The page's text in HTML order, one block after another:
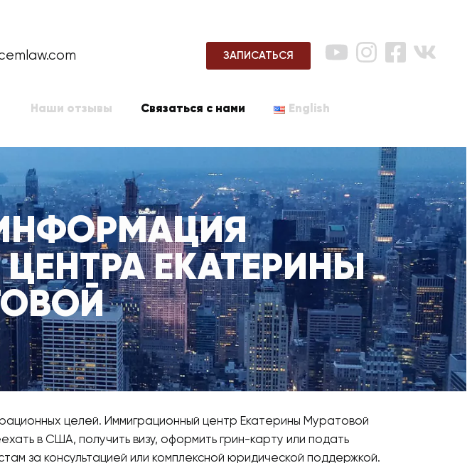
ЗАПИСАТЬСЯ
Наши отзывы Связаться с нами English
ЕКАТЕРИНЫ
целей. Иммиграционный центр Екатерины Муратовой
в США, получить визу, оформить грин-карту или подать
за консультацией или комплексной юридической поддержкой.